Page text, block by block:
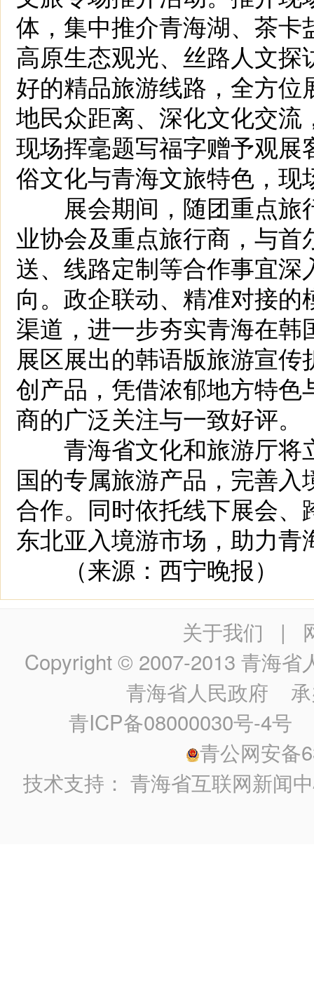
体，集中推介青海湖、茶
高原生态观光、丝路人文
好的精品旅游线路，全方
地民众距离、深化文化交
现场挥毫题写福字赠予观
俗文化与青海文旅特色，
展会期间，随团重点旅
业协会及重点旅行商，与
送、线路定制等合作事宜
向。政企联动、精准对接
渠道，进一步夯实青海在
展区展出的韩语版旅游宣
创产品，凭借浓郁地方特
商的广泛关注与一致好评。
青海省文化和旅游厅将
国的专属旅游产品，完善
合作。同时依托线下展会
东北亚入境游市场，助力
（来源：西宁晚报）
关于我们 |
Copyright © 2007-2013 青海省
青海省人民政府 承
青ICP备08000030号-4号
青公网安备
技术支持：青海省互联网新闻